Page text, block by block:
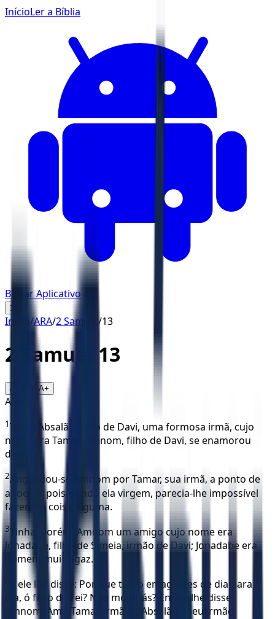
InícioLer a Bíblia
Baixar Aplicativo
☰
Início /ARA/2 Samuel /13
2 Samuel 13
A- A+
ARA
1Tinha Absalão, filho de Davi, uma formosa irmã, cujo
nome era Tamar. Amnom, filho de Davi, se enamorou
dela.
2Angustiou-se Amnom por Tamar, sua irmã, a ponto de
adoecer, pois, sendo ela virgem, parecia-lhe impossível
fazer-lhe coisa alguma.
3Tinha, porém, Amnom um amigo cujo nome era
Jonadabe, filho de Simeia, irmão de Davi; Jonadabe era
homem mui sagaz.
E ele lhe disse: Por que tanto emagreces de dia para
dia, ó filho do rei? Não mo dirás? Então, lhe disse
Amnom: Amo Tamar, irmã de Absalão, meu irmão.